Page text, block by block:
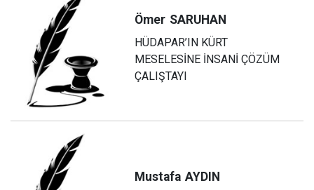
Ömer SARUHAN
HÜDAPAR’IN KÜRT
MESELESİNE İNSANİ ÇÖZÜM
ÇALIŞTAYI
Mustafa AYDIN